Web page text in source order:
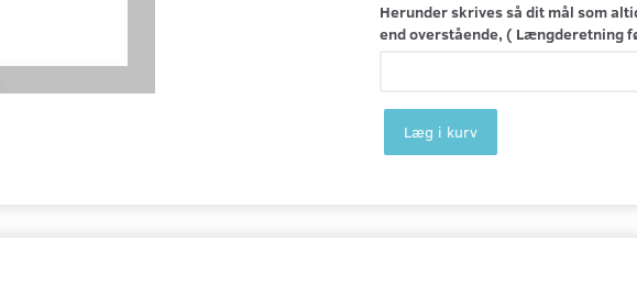
Herunder skrives så dit mål som
end overstående, ( Længderetning
Læg i kurv